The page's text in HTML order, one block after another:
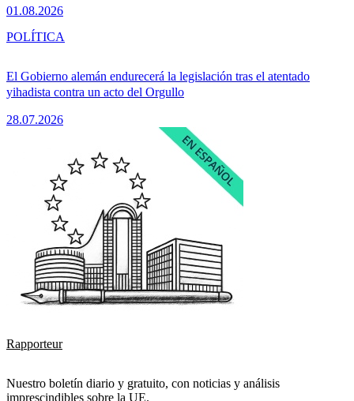
01.08.2026
El Gobierno alemán endurecerá la legislación tras el atentado
yihadista contra un acto del Orgullo
28.07.2026
POLÍTICA
Rapporteur
Nuestro boletín diario y gratuito, con noticias y análisis
imprescindibles sobre la UE.